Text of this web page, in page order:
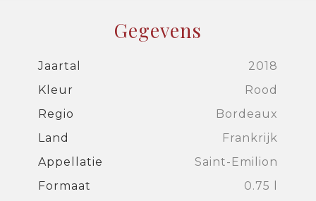
Gegevens
Jaartal
2018
Kleur
Rood
Regio
Bordeaux
Land
Frankrijk
Appellatie
Saint-Emilion
Formaat
0.75 l